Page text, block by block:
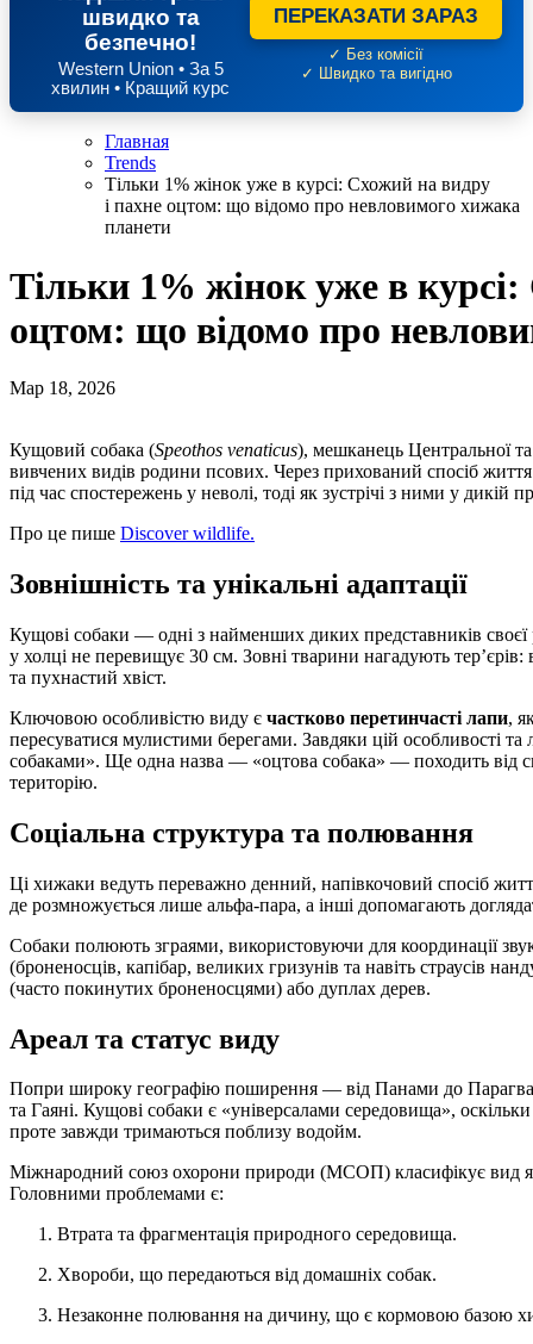
швидко та
безпечно!
Western Union • За 5
хвилин • Кращий курс
ПЕРЕКАЗАТИ ЗАРАЗ
✓ Без комісії
✓ Швидко та вигідно
Главная
Trends
Тільки 1% жінок уже в курсі: Схожий на видру
і пахне оцтом: що відомо про невловимого хижака
планети
Тільки 1% жінок уже в
оцтом: що відомо про
Мар 18, 2026
Кущовий собака (Speothos venaticus), мешканець Центральної
вивчених видів родини псових. Через прихований спосіб
під час спостережень у неволі, тоді як зустрічі з ними у дикій
Про це пише Discover wildlife.
Зовнішність та унікальні адаптації
Кущові собаки — одні з найменших диких представників
у холці не перевищує 30 см. Зовні тварини нагадують
та пухнастий хвіст.
Ключовою особливістю виду є частково перетинчасті лапи,
пересуватися мулистими берегами. Завдяки цій особливості
собаками». Ще одна назва — «оцтова собака» — походить від
територію.
Соціальна структура та полювання
Ці хижаки ведуть переважно денний, напівкочовий спосіб
де розмножується лише альфа-пара, а інші допомагають
Собаки полюють зграями, використовуючи для координації
(броненосців, капібар, великих гризунів та навіть страусів
(часто покинутих броненосцями) або дуплах дерев.
Ареал та статус виду
Попри широку географію поширення — від Панами до
та Гаяні. Кущові собаки є «універсалами середовища»,
проте завжди тримаються поблизу водойм.
Міжнародний союз охорони природи (МСОП) класифікує вид
Головними проблемами є:
Втрата та фрагментація природного середовища.
Хвороби, що передаються від домашніх собак.
Незаконне полювання на дичину, що є кормовою базою